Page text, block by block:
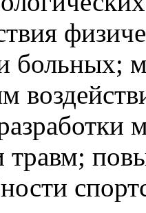
больных;
травм;